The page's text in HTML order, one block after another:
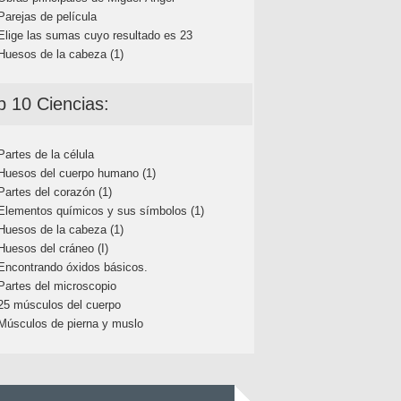
de película
las sumas cuyo resultado es 23
de la cabeza (1)
10 Ciencias:
de la célula
del cuerpo humano (1)
del corazón (1)
químicos y sus símbolos (1)
de la cabeza (1)
del cráneo (I)
óxidos básicos.
del microscopio
músculos del cuerpo
de pierna y muslo